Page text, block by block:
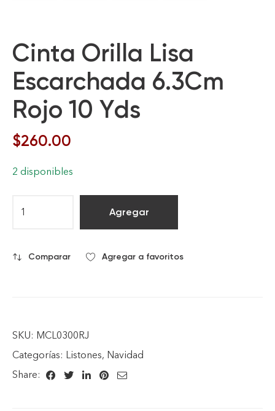
Cinta Orilla Lisa
Escarchada 6.3Cm
Rojo 10 Yds
$260.00
2 disponibles
Agregar
Comparar Agregar a favoritos
SKU: MCL0300RJ
Categorías: Listones, Navidad
Share: